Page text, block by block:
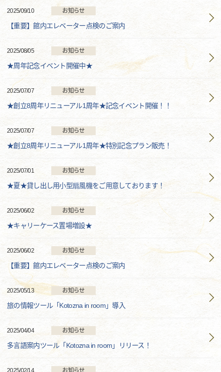
2025/09/10 お知らせ
【重要】館内エレベーター点検のご案内
2025/08/05 お知らせ
★周年記念イベント開催中★
2025/07/07 お知らせ
★創立8周年リニューアル1周年★記念イベント開催！！
2025/07/07 お知らせ
★創立8周年リニューアル1周年★特別記念プラン販売！
2025/07/01 お知らせ
★夏★貸し出し用小型扇風機をご用意しております！
2025/06/02 お知らせ
★キャリーケース置場増設★
2025/06/02 お知らせ
【重要】館内エレベーター点検のご案内
2025/05/13 お知らせ
旅の情報ツール「Kotozna in room」導入
2025/04/04 お知らせ
多言語案内ツール「Kotozna in room」リリース！